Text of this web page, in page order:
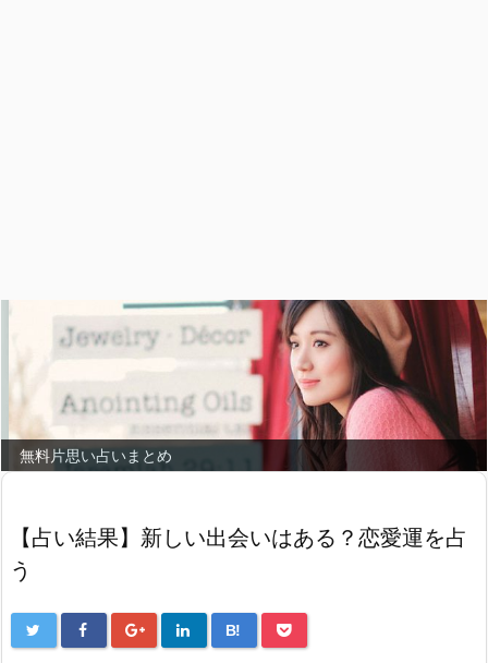
無料片思い占いまとめ
【占い結果】新しい出会いはある？恋愛運を占
う
B!